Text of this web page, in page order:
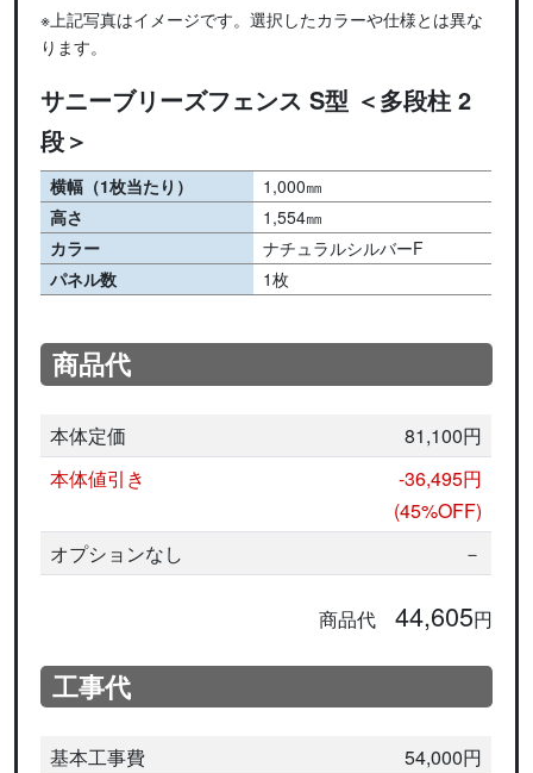
※上記写真はイメージです。選択したカラーや仕様とは異な
ります。
サニーブリーズフェンス S型 ＜多段柱 2
段＞
横幅（1枚当たり）
1,000㎜
高さ
1,554㎜
カラー
ナチュラルシルバーF
パネル数
1枚
商品代
本体定価
81,100円
本体値引き
-36,495円
(45%OFF)
オプションなし
－
商品代 44,605円
工事代
基本工事費
54,000円